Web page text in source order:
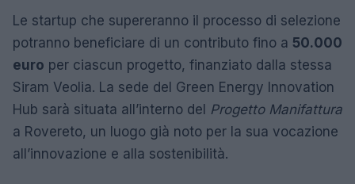
Le startup che supereranno il processo di selezione
potranno beneficiare di un contributo fino a 50.000
euro per ciascun progetto, finanziato dalla stessa
Siram Veolia. La sede del Green Energy Innovation
Hub sarà situata all’interno del Progetto Manifattura
a Rovereto, un luogo già noto per la sua vocazione
all’innovazione e alla sostenibilità.